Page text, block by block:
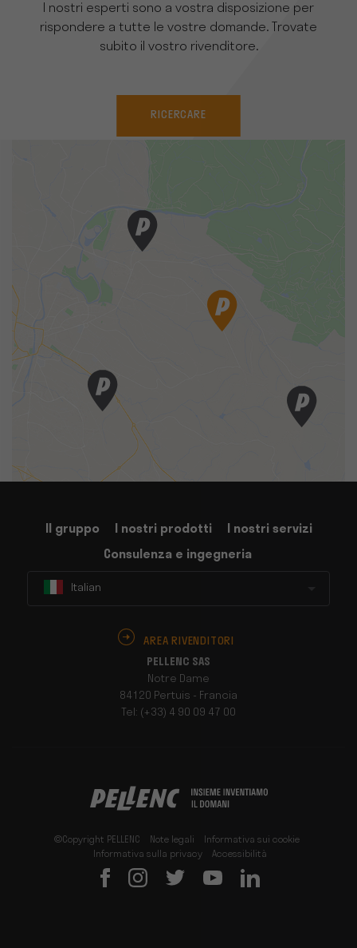
I nostri esperti sono a vostra disposizione per
rispondere a tutte le vostre domande. Trovate
subito il vostro rivenditore.
RICERCARE
Il gruppo I nostri prodotti
I nostri servizi
Consulenza e ingegneria
Italian
AREA RIVENDITORI
PELLENC SAS
Notre Dame
84120 Pertuis - Francia
Tel: (+33) 4 90 09 47 00
©Copyright PELLENC Note legali
Informativa sui cookie
Informativa sulla privacy
Accessibilità